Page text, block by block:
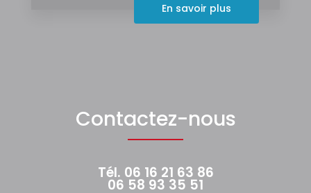
En savoir plus
Contactez-nous
Tél. 06 16 21 63 86
06 58 93 35 51